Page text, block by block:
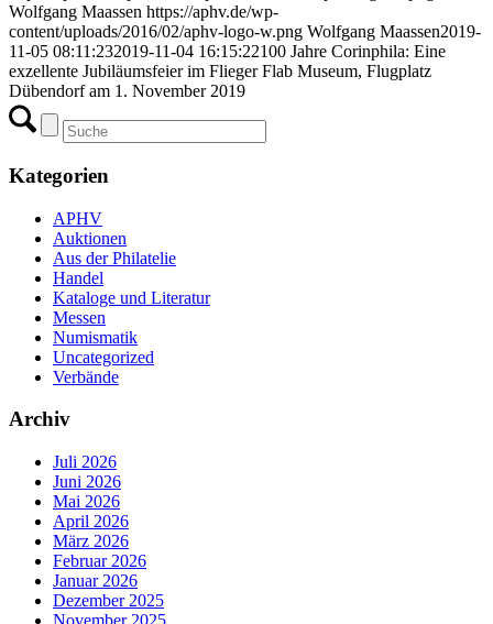
Wolfgang Maassen https://aphv.de/wp-
content/uploads/2016/02/aphv-logo-w.png Wolfgang Maassen2019-
11-05 08:11:232019-11-04 16:15:22100 Jahre Corinphila: Eine
exzellente Jubiläumsfeier im Flieger Flab Museum, Flugplatz
Dübendorf am 1. November 2019
Kategorien
APHV
Auktionen
Aus der Philatelie
Handel
Kataloge und Literatur
Messen
Numismatik
Uncategorized
Verbände
Archiv
Juli 2026
Juni 2026
Mai 2026
April 2026
März 2026
Februar 2026
Januar 2026
Dezember 2025
November 2025